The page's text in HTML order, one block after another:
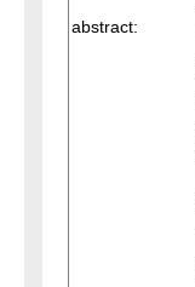
abstract: